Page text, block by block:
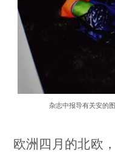
杂志中报导有关安的
欧洲四月的北欧